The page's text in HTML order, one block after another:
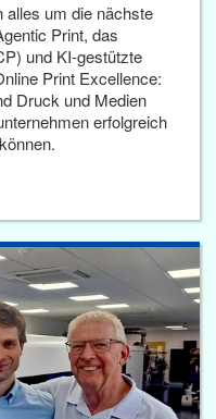
alles um die nächste
Print, das
und KI-gestützte
Print Excellence:
Druck und Medien
erfolgreich